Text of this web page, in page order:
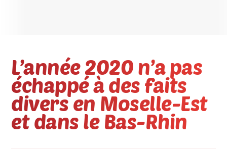
L’année 2020 n’a pas
échappé à des faits
divers en Moselle-Est
et dans le Bas-Rhin